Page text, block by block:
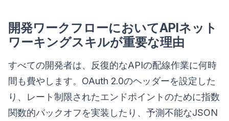
開発ワークフローにおいてAPIネット
ワーキングスキルが重要な理由
すべての開発者は、反復的なAPIの配線作業に何時
間も費やします。OAuth 2.0のヘッダーを設定した
り、レート制限されたエンドポイントのために指数
関数的バックオフを実装したり、予測不能なJSON